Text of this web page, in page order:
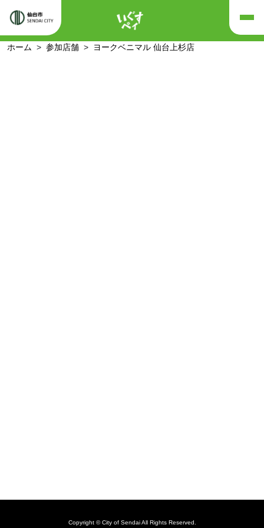
ホーム 参加店舗 ヨークベニマル 仙台上杉店
Copyright © City of Sendai All Rights Reserved.